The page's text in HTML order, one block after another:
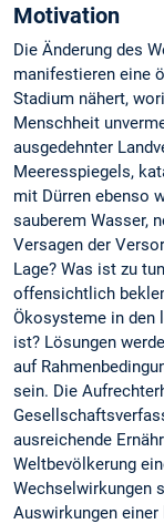
Motivation
Die Änderung des
manifestieren eine
Stadium nähert,
Menschheit
ausgedehnter
Meeresspiegels,
mit Dürren ebenso
sauberem Wasser,
Versagen der
Lage? Was ist zu
offensichtlich
Ökosysteme in den
ist? Lösungen
auf
sein. Die
ausreichende
Weltbevölkerung
Wechselwirkungen
Auswirkungen